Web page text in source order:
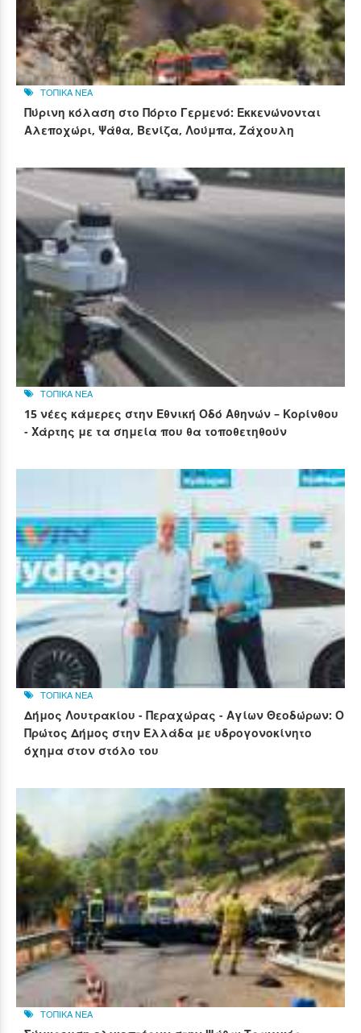
ΤΟΠΙΚΑ ΝΕΑ
Πύρινη κόλαση στο Πόρτο Γερμενό: Εκκενώνονται
Αλεποχώρι, Ψάθα, Βενίζα, Λούμπα, Ζάχουλη
ΤΟΠΙΚΑ ΝΕΑ
15 νέες κάμερες στην Εθνική Οδό Αθηνών – Κορίνθου
- Χάρτης με τα σημεία που θα τοποθετηθούν
ΤΟΠΙΚΑ ΝΕΑ
Δήμος Λουτρακίου - Περαχώρας - Αγίων Θεοδώρων: Ο
Πρώτος Δήμος στην Ελλάδα με υδρογονοκίνητο
όχημα στον στόλο του
ΤΟΠΙΚΑ ΝΕΑ